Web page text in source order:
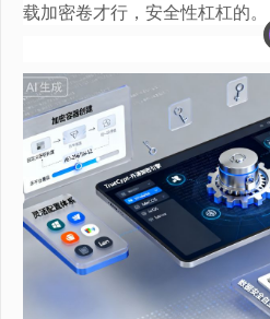
载加密卷才行，安全性杠杠的。